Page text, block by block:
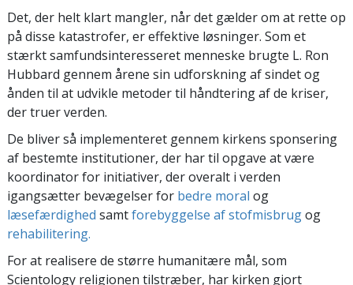
Det, der helt klart mangler, når det gælder om at rette op
på disse katastrofer, er effektive løsninger. Som et
stærkt samfundsinteresseret menneske brugte L. Ron
Hubbard gennem årene sin udforskning af sindet og
ånden til at udvikle metoder til håndtering af de kriser,
der truer verden.
De bliver så implementeret gennem kirkens sponsering
af bestemte institutioner, der har til opgave at være
koordinator for initiativer, der overalt i verden
igangsætter bevægelser for bedre moral og
læsefærdighed samtforebyggelse af stofmisbrugog
rehabilitering.
For at realisere de større humanitære mål, som
Scientology religionen tilstræber, har kirken gjort